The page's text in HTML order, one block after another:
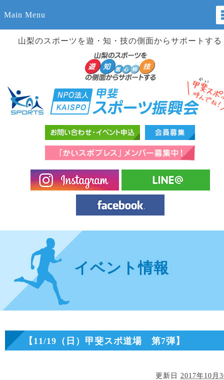
Main Menu
山梨のスポーツを遊・知・技の側面からサポートする
イベント情報
【11/19（日）甲斐スポ道場 第7弾】
更新日 2017年10月